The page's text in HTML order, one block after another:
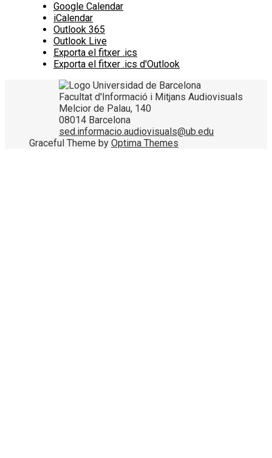
Google Calendar
iCalendar
Outlook 365
Outlook Live
Exporta el fitxer .ics
Exporta el fitxer .ics d'Outlook
Facultat d'Informació i Mitjans Audiovisuals
Melcior de Palau, 140
08014 Barcelona
sed.informacio.audiovisuals@ub.edu
Graceful Theme by Optima Themes